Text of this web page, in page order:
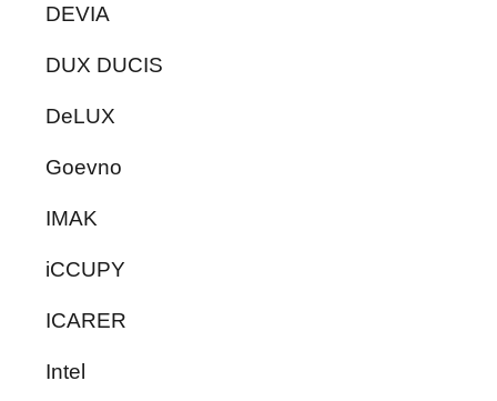
DEVIA
DUX DUCIS
DeLUX
Goevno
IMAK
iCCUPY
ICARER
Intel